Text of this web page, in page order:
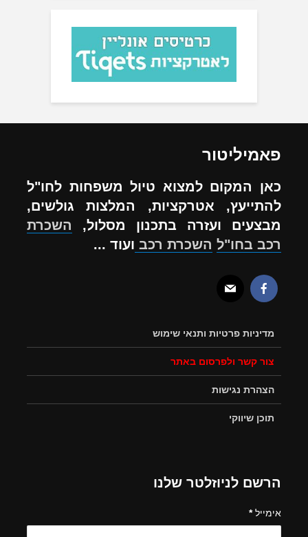
פאמיליטור
כאן המקום למצוא טיול משפחות לחו"ל
להתייעץ, אטרקציות, המלצות גולשים,
מבצעים ועזרה בתכנון מסלול, השכרת
רכב בחו"ל השכרת רכב ועוד ...
מדיניות פרטיות ותנאי שימוש
צור קשר ולפרסום באתר
הצהרת נגישות
תוכן שיווקי
הרשם לניוזלטר שלנו
אימייל*